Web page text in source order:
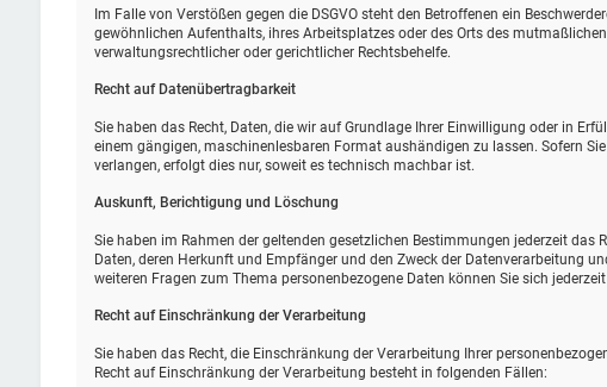
Im Falle von Verstößen gegen die DSGVO steht den Betroffenen ein
gewöhnlichen Aufenthalts, ihres Arbeitsplatzes oder des Orts des
verwaltungsrechtlicher oder gerichtlicher Rechtsbehelfe.
Recht auf Daten­übertrag­barkeit
Sie haben das Recht, Daten, die wir auf Grundlage Ihrer Einwilligung oder in
einem gängigen, maschinenlesbaren Format aushändigen zu lassen. Sofern
verlangen, erfolgt dies nur, soweit es technisch machbar ist.
Auskunft, Berichtigung und Löschung
Sie haben im Rahmen der geltenden gesetzlichen Bestimmungen jederzeit
Daten, deren Herkunft und Empfänger und den Zweck der Datenverarbeitung
weiteren Fragen zum Thema personenbezogene Daten können Sie sich
Recht auf Einschränkung der Verarbeitung
Sie haben das Recht, die Einschränkung der Verarbeitung Ihrer
Recht auf Einschränkung der Verarbeitung besteht in folgenden Fällen: